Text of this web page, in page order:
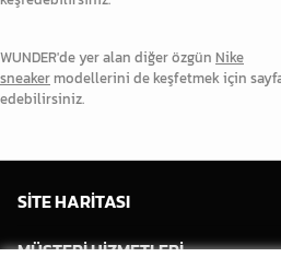
WUNDER'de yer alan diğer özgün Nike
sneakermodellerini de keşfetmek için
edebilirsiniz.
SİTE HARİTASI
MÜŞTERİ HİZMETLERİ